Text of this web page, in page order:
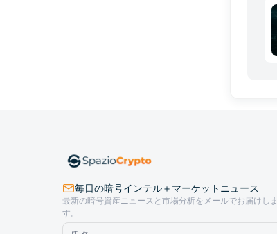
毎日の暗号インテル＋マーケットニュース
最新の暗号資産ニュースと市場分析をメールでお届けしま
す。